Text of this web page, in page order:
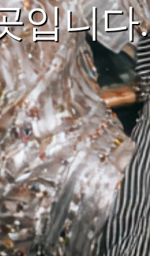
입니다.